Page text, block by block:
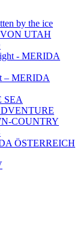
by the ice
UTAH
- MERIDA
– MERIDA
SEA
COUNTRY
ÖSTERREICH